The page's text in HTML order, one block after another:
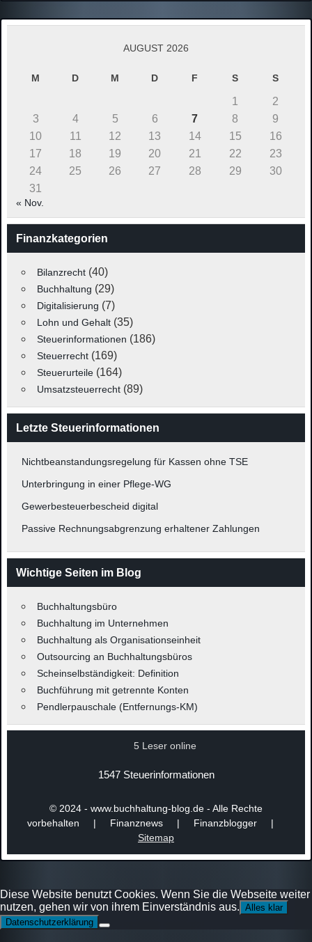
AUGUST 2026
M D M D F S S
1
2
3
4 5 6 7 8
9
10
11 12 13 14 15
16
17
18 19 20 21 22
23
24
25 26 27 28 29
30
31
« Nov.
Finanzkategorien
Bilanzrecht(40)
Buchhaltung (29)
Digitalisierung (7)
Lohn und Gehalt(35)
Steuerinformationen (186)
Steuerrecht(169)
Steuerurteile(164)
Umsatzsteuerrecht(89)
Letzte Steuerinformationen
Nichtbeanstandungsregelung für Kassen ohne TSE
Unterbringung in einer Pflege-WG
Gewerbesteuerbescheid digital
Passive Rechnungsabgrenzung erhaltener Zahlungen
Wichtige Seiten im Blog
Buchhaltungsbüro
Buchhaltung im Unternehmen
Buchhaltung als Organisationseinheit
Outsourcing an Buchhaltungsbüros
Scheinselbständigkeit: Definition
Buchführung mit getrennte Konten
Pendlerpauschale (Entfernungs-KM)
5 Leser online
1547 Steuerinformationen
© 2024 - www.buchhaltung-blog.de - Alle Rechte
vorbehalten | Finanznews | Finanzblogger |
Sitemap
Diese Website benutzt Cookies. Wenn Sie die Webseite weiter
nutzen, gehen wir von ihrem Einverständnis aus. Alles klar
Datenschutzerklärung